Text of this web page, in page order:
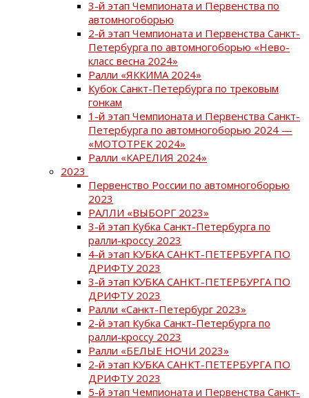
3-й этап Чемпионата и Первенства по
автомногоборью
2-й этап Чемпионата и Первенства Санкт-
Петербурга по автомногоборью «Нево-
класс весна 2024»
Ралли «ЯККИМА 2024»
Кубок Санкт-Петербурга по трековым
гонкам
1-й этап Чемпионата и Первенства Санкт-
Петербурга по автомногоборью 2024 —
«МОТОТРЕК 2024»
Ралли «КАРЕЛИЯ 2024»
2023
Первенство России по автомногоборью
2023
РАЛЛИ «ВЫБОРГ 2023»
3-й этап Кубка Санкт-Петербурга по
ралли-кроссу 2023
4-й этап КУБКА САНКТ-ПЕТЕРБУРГА ПО
ДРИФТУ 2023
3-й этап КУБКА САНКТ-ПЕТЕРБУРГА ПО
ДРИФТУ 2023
Ралли «Санкт-Петербург 2023»
2-й этап Кубка Санкт-Петербурга по
ралли-кроссу 2023
Ралли «БЕЛЫЕ НОЧИ 2023»
2-й этап КУБКА САНКТ-ПЕТЕРБУРГА ПО
ДРИФТУ 2023
5-й этап Чемпионата и Первенства Санкт-